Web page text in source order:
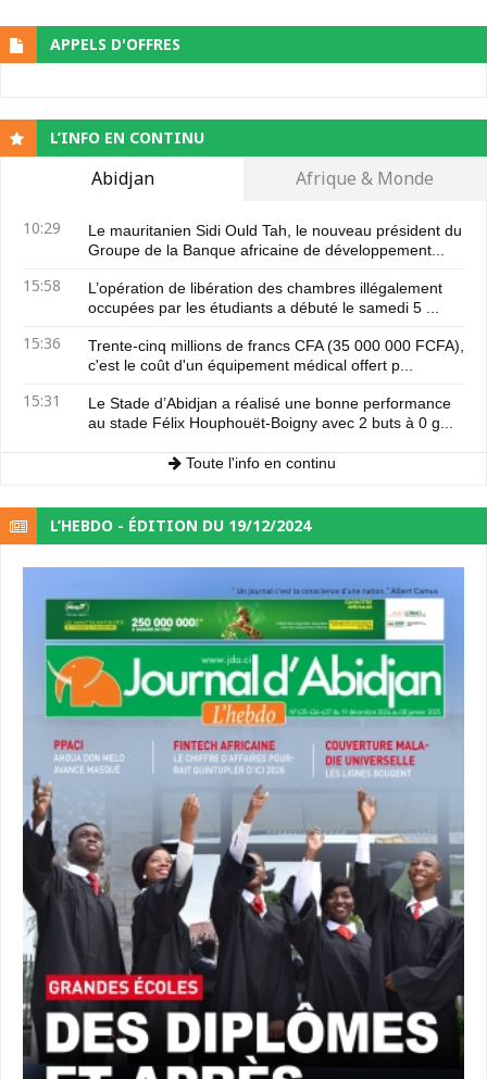
APPELS D'OFFRES
L’INFO EN CONTINU
Abidjan Afrique & Monde
10:29
Le mauritanien Sidi Ould Tah, le nouveau président du
Groupe de la Banque africaine de développement...
15:58
L’opération de libération des chambres illégalement
occupées par les étudiants a débuté le samedi 5 ...
15:36
Trente-cinq millions de francs CFA (35 000 000 FCFA),
c'est le coût d'un équipement médical offert p...
15:31
Le Stade d’Abidjan a réalisé une bonne performance
au stade Félix Houphouët-Boigny avec 2 buts à 0 g...
Toute l'info en continu
L’HEBDO - ÉDITION DU 19/12/2024